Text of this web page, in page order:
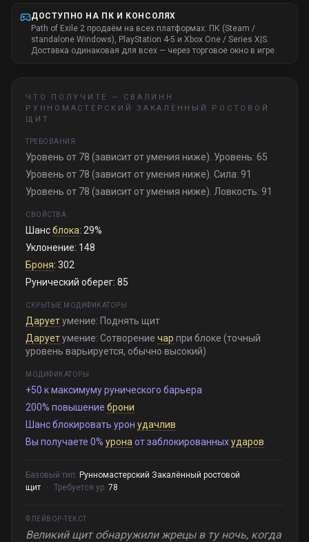
ДОСТУПНО НА ПК И КОНСОЛЯХ
Path of Exile 2 продаём на всех платформах: ПК (Steam /
standalone Windows), PlayStation 4-5 и Xbox One / Series X|S.
Доставка одинаковая для всех — через торговое окно в игре.
ЧТО ПОЛУЧИТЕ — СВАЛИНН
РУННОМАСТЕРСКИЙ ЗАКАЛЁННЫЙ РОСТОВОЙ
ЩИТ
ТРЕБОВАНИЯ
Уровень от 78 (зависит от умения ниже). Уровень: 65
Уровень от 78 (зависит от умения ниже). Сила: 91
Уровень от 78 (зависит от умения ниже). Ловкость: 91
СВОЙСТВА
Шансблока: 29%
Уклонение: 148
Броня: 302
Рунический оберег: 85
СКРЫТЫЕ МОДИФИКАТОРЫ
Даруетумение: Поднять щит
Даруетумение: Сотворение чар при блоке (точный
уровень варьируется, обычно высокий)
МОДИФИКАТОРЫ
+50 к максимуму рунического барьера
200% повышение брони
Шанс блокировать урон удачлив
Вы получаете 0% урона от заблокированныхударов
Базовый тип: Рунномастерский Закалённый ростовой
щит
· Требуется ур. 78
ФЛЕЙВОР-ТЕКСТ
Великий щит обнаружили жрецы в ту ночь, когда